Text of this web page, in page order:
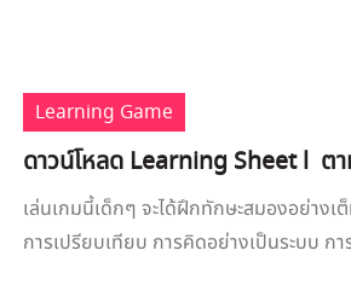
Learning Game
ดาวน์โหลด Learning Sheet l ต
เล่นเกมนี้เด็กๆ จะได้ฝึกทักษะสมองอย่างเ
การเปรียบเทียบ การคิดอย่างเป็นระบบ กา